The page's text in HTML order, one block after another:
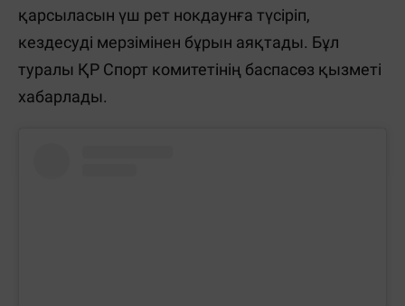
қарсыласын үш рет нокдаунға түсіріп,
кездесуді мерзімінен бұрын аяқтады. Бұл
туралы ҚР Спорт комитетінің баспасөз қызметі
хабарлады.